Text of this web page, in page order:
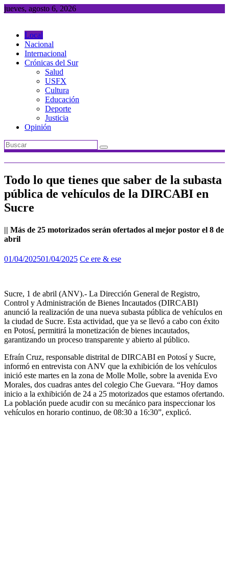
Saltar
jueves, agosto 6, 2026
Local
Nacional
Internacional
Crónicas del Sur
Salud
USFX
Cultura
Educación
Deporte
Justicia
Opinión
Todo lo que tienes que saber de la subasta
pública de vehículos de la DIRCABI en
Sucre
|| Más de 25 motorizados serán ofertados al mejor postor el 8 de
abril
01/04/202501/04/2025 Ce ere & ese
Sucre, 1 de abril (ANV).- La Dirección General de Registro,
Control y Administración de Bienes Incautados (DIRCABI)
anunció la realización de una nueva subasta pública de vehículos en
la ciudad de Sucre. Esta actividad, que ya se llevó a cabo con éxito
en Potosí, permitirá la monetización de bienes incautados,
garantizando un proceso transparente y abierto al público.
Efraín Cruz, responsable distrital de DIRCABI en Potosí y Sucre,
informó en entrevista con ANV que la exhibición de los vehículos
inició este martes en la zona de Molle Molle, sobre la avenida Evo
Morales, dos cuadras antes del colegio Che Guevara. “Hoy damos
inicio a la exhibición de 24 a 25 motorizados que estamos ofertando.
La población puede acudir con su mecánico para inspeccionar los
vehículos en horario continuo, de 08:30 a 16:30”, explicó.